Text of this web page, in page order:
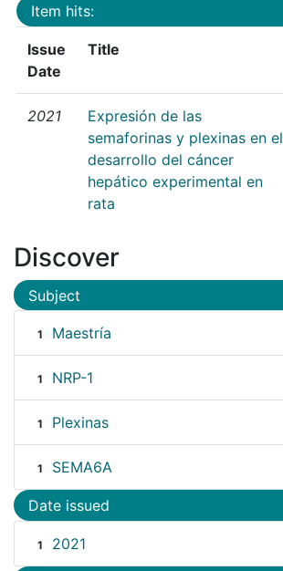
Item hits:
Issue
Date
Title
2021
Expresión de las
semaforinas y plexinas en el
desarrollo del cáncer
hepático experimental en
rata
Discover
Subject
1 Maestría
1 NRP-1
1 Plexinas
1 SEMA6A
Date issued
1 2021